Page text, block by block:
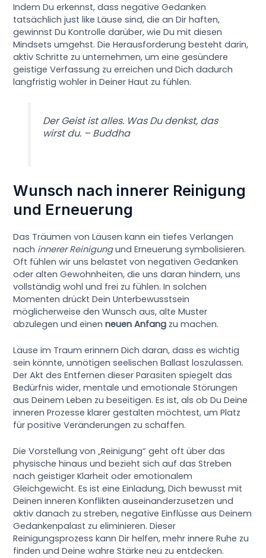
Indem Du erkennst, dass negative Gedanken
tatsächlich just like Läuse sind, die an Dir haften,
gewinnst Du Kontrolle darüber, wie Du mit diesen
Mindsets umgehst. Die Herausforderung besteht darin,
aktiv Schritte zu unternehmen, um eine gesündere
geistige Verfassung zu erreichen und Dich dadurch
langfristig wohler in Deiner Haut zu fühlen.
Der Geist ist alles. Was Du denkst, das
wirst du. – Buddha
Wunsch nach innerer Reinigung
und Erneuerung
Das Träumen von Läusen kann ein tiefes Verlangen
nach innerer Reinigungund Erneuerung symbolisieren.
Oft fühlen wir uns belastet von negativen Gedanken
oder alten Gewohnheiten, die uns daran hindern, uns
vollständig wohl und frei zu fühlen. In solchen
Momenten drückt Dein Unterbewusstsein
möglicherweise den Wunsch aus, alte Muster
abzulegen und einenneuen Anfang zu machen.
Läuse im Traum erinnern Dich daran, dass es wichtig
sein könnte, unnötigen seelischen Ballast loszulassen.
Der Akt des Entfernen dieser Parasiten spiegelt das
Bedürfnis wider, mentale und emotionale Störungen
aus Deinem Leben zu beseitigen. Es ist, als ob Du Deine
inneren Prozesse klarer gestalten möchtest, um Platz
für positive Veränderungen zu schaffen.
Die Vorstellung von „Reinigung“ geht oft über das
physische hinaus und bezieht sich auf das Streben
nach geistiger Klarheit oder emotionalem
Gleichgewicht. Es ist eine Einladung, Dich bewusst mit
Deinen inneren Konflikten auseinanderzusetzen und
aktiv danach zu streben, negative Einflüsse aus Deinem
Gedankenpalast zu eliminieren. Dieser
Reinigungsprozess kann Dir helfen, mehr innere Ruhe zu
finden und Deine wahre Stärke neu zu entdecken.